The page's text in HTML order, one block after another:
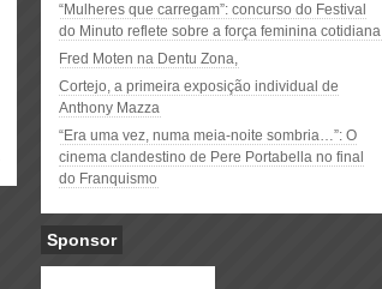
“Mulheres que carregam”: concurso do Festival
do Minuto reflete sobre a força feminina cotidiana
Fred Moten na Dentu Zona,
Cortejo, a primeira exposição individual de
Anthony Mazza
“Era uma vez, numa meia-noite sombria…”: O
cinema clandestino de Pere Portabella no final
do Franquismo
Sponsor